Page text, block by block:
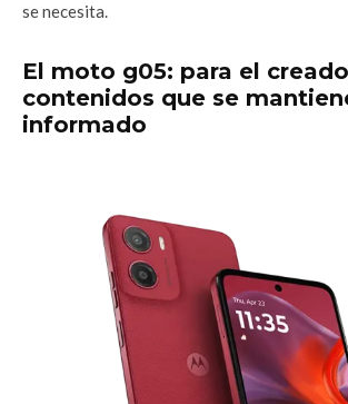
se necesita.
El moto g05: para el
contenidos que se
informado